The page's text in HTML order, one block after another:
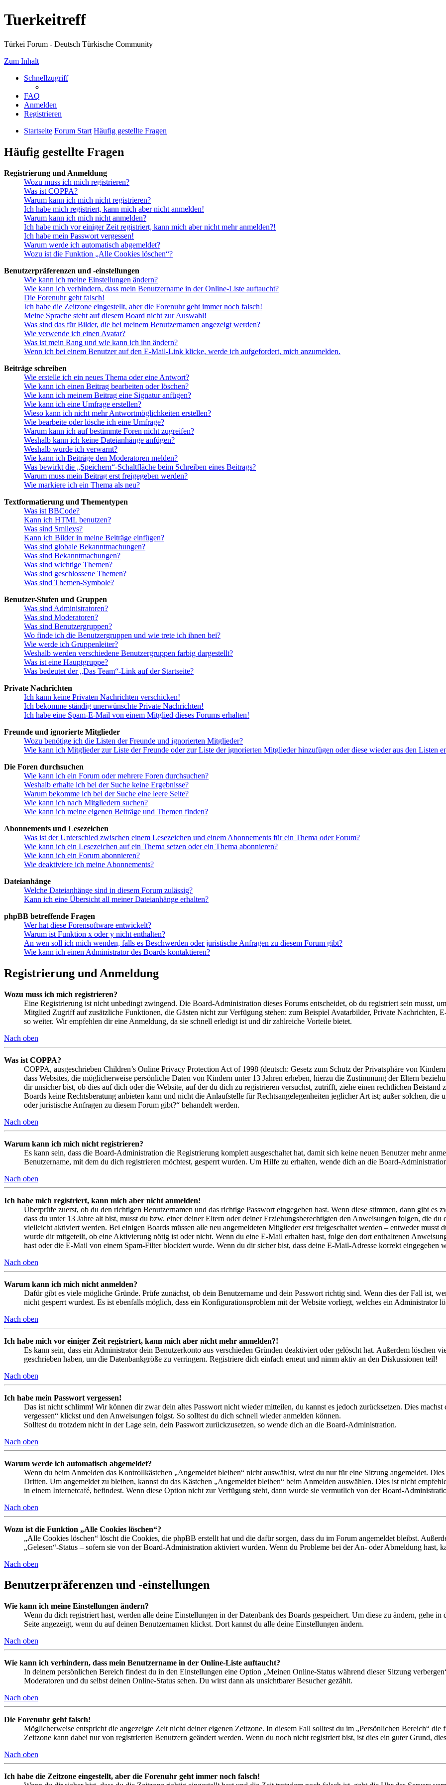
Tuerkeitreff
Türkei Forum - Deutsch Türkische Community
Zum Inhalt
Schnellzugriff
FAQ
Anmelden
Registrieren
Startseite Forum Start Häufig gestellte Fragen
Häufig gestellte Fragen
Registrierung und Anmeldung
Wozu muss ich mich registrieren?
Was ist COPPA?
Warum kann ich mich nicht registrieren?
Ich habe mich registriert, kann mich aber nicht anmelden!
Warum kann ich mich nicht anmelden?
Ich habe mich vor einiger Zeit registriert, kann mich aber nicht mehr anmelden?!
Ich habe mein Passwort vergessen!
Warum werde ich automatisch abgemeldet?
Wozu ist die Funktion „Alle Cookies löschen“?
Benutzerpräferenzen und -einstellungen
Wie kann ich meine Einstellungen ändern?
Wie kann ich verhindern, dass mein Benutzername in der Online-Liste auftaucht?
Die Forenuhr geht falsch!
Ich habe die Zeitzone eingestellt, aber die Forenuhr geht immer noch falsch!
Meine Sprache steht auf diesem Board nicht zur Auswahl!
Was sind das für Bilder, die bei meinem Benutzernamen angezeigt werden?
Wie verwende ich einen Avatar?
Was ist mein Rang und wie kann ich ihn ändern?
Wenn ich bei einem Benutzer auf den E-Mail-Link klicke, werde ich aufgefordert, mich anzumelden.
Beiträge schreiben
Wie erstelle ich ein neues Thema oder eine Antwort?
Wie kann ich einen Beitrag bearbeiten oder löschen?
Wie kann ich meinem Beitrag eine Signatur anfügen?
Wie kann ich eine Umfrage erstellen?
Wieso kann ich nicht mehr Antwortmöglichkeiten erstellen?
Wie bearbeite oder lösche ich eine Umfrage?
Warum kann ich auf bestimmte Foren nicht zugreifen?
Weshalb kann ich keine Dateianhänge anfügen?
Weshalb wurde ich verwarnt?
Wie kann ich Beiträge den Moderatoren melden?
Was bewirkt die „Speichern“-Schaltfläche beim Schreiben eines Beitrags?
Warum muss mein Beitrag erst freigegeben werden?
Wie markiere ich ein Thema als neu?
Textformatierung und Thementypen
Was ist BBCode?
Kann ich HTML benutzen?
Was sind Smileys?
Kann ich Bilder in meine Beiträge einfügen?
Was sind globale Bekanntmachungen?
Was sind Bekanntmachungen?
Was sind wichtige Themen?
Was sind geschlossene Themen?
Was sind Themen-Symbole?
Benutzer-Stufen und Gruppen
Was sind Administratoren?
Was sind Moderatoren?
Was sind Benutzergruppen?
Wo finde ich die Benutzergruppen und wie trete ich ihnen bei?
Wie werde ich Gruppenleiter?
Weshalb werden verschiedene Benutzergruppen farbig dargestellt?
Was ist eine Hauptgruppe?
Was bedeutet der „Das Team“-Link auf der Startseite?
Private Nachrichten
Ich kann keine Privaten Nachrichten verschicken!
Ich bekomme ständig unerwünschte Private Nachrichten!
Ich habe eine Spam-E-Mail von einem Mitglied dieses Forums erhalten!
Freunde und ignorierte Mitglieder
Wozu benötige ich die Listen der Freunde und ignorierten Mitglieder?
Wie kann ich Mitglieder zur Liste der Freunde oder zur Liste der ignorierten Mitglieder hinzufügen oder diese wieder aus den Listen
Die Foren durchsuchen
Wie kann ich ein Forum oder mehrere Foren durchsuchen?
Weshalb erhalte ich bei der Suche keine Ergebnisse?
Warum bekomme ich bei der Suche eine leere Seite?
Wie kann ich nach Mitgliedern suchen?
Wie kann ich meine eigenen Beiträge und Themen finden?
Abonnements und Lesezeichen
Was ist der Unterschied zwischen einem Lesezeichen und einem Abonnements für ein Thema oder Forum?
Wie kann ich ein Lesezeichen auf ein Thema setzen oder ein Thema abonnieren?
Wie kann ich ein Forum abonnieren?
Wie deaktiviere ich meine Abonnements?
Dateianhänge
Welche Dateianhänge sind in diesem Forum zulässig?
Kann ich eine Übersicht all meiner Dateianhänge erhalten?
phpBB betreffende Fragen
Wer hat diese Forensoftware entwickelt?
Warum ist Funktion x oder y nicht enthalten?
An wen soll ich mich wenden, falls es Beschwerden oder juristische Anfragen zu diesem Forum gibt?
Wie kann ich einen Administrator des Boards kontaktieren?
Registrierung und Anmeldung
Wozu muss ich mich registrieren?
Eine Registrierung ist nicht unbedingt zwingend. Die Board-Administration dieses Forums entscheidet, ob du registriert sein musst,
Mitglied Zugriff auf zusätzliche Funktionen, die Gästen nicht zur Verfügung stehen: zum Beispiel Avatarbilder, Private Nachrichten,
so weiter. Wir empfehlen dir eine Anmeldung, da sie schnell erledigt ist und dir zahlreiche Vorteile bietet.
Nach oben
Was ist COPPA?
COPPA, ausgeschrieben Children’s Online Privacy Protection Act of 1998 (deutsch: Gesetz zum Schutz der Privatsphäre von
dass Websites, die möglicherweise persönliche Daten von Kindern unter 13 Jahren erheben, hierzu die Zustimmung der Eltern
dir unsicher bist, ob dies auf dich oder die Website, auf der du dich zu registrieren versuchst, zutrifft, ziehe einen rechtlichen
Boards keine Rechtsberatung anbieten kann und nicht die Anlaufstelle für Rechtsangelegenheiten jeglicher Art ist; außer solchen,
oder juristische Anfragen zu diesem Forum gibt?“ behandelt werden.
Nach oben
Warum kann ich mich nicht registrieren?
Es kann sein, dass die Board-Administration die Registrierung komplett ausgeschaltet hat, damit sich keine neuen Benutzer mehr
Benutzername, mit dem du dich registrieren möchtest, gesperrt wurden. Um Hilfe zu erhalten, wende dich an die Board-
Nach oben
Ich habe mich registriert, kann mich aber nicht anmelden!
Überprüfe zuerst, ob du den richtigen Benutzernamen und das richtige Passwort eingegeben hast. Wenn diese stimmen, dann gibt es
dass du unter 13 Jahre alt bist, musst du bzw. einer deiner Eltern oder deiner Erziehungsberechtigten den Anweisungen folgen, die
vielleicht aktiviert werden. Bei einigen Boards müssen alle neu angemeldeten Mitglieder erst freigeschaltet werden – entweder musst
wurde dir mitgeteilt, ob eine Aktivierung nötig ist oder nicht. Wenn du eine E-Mail erhalten hast, folge den dort enthaltenen
hast oder die E-Mail von einem Spam-Filter blockiert wurde. Wenn du dir sicher bist, dass deine E-Mail-Adresse korrekt eingegeben
Nach oben
Warum kann ich mich nicht anmelden?
Dafür gibt es viele mögliche Gründe. Prüfe zunächst, ob dein Benutzername und dein Passwort richtig sind. Wenn dies der Fall ist,
nicht gesperrt wurdest. Es ist ebenfalls möglich, dass ein Konfigurationsproblem mit der Website vorliegt, welches ein Administrator
Nach oben
Ich habe mich vor einiger Zeit registriert, kann mich aber nicht mehr anmelden?!
Es kann sein, dass ein Administrator dein Benutzerkonto aus verschieden Gründen deaktiviert oder gelöscht hat. Außerdem löschen
geschrieben haben, um die Datenbankgröße zu verringern. Registriere dich einfach erneut und nimm aktiv an den Diskussionen teil!
Nach oben
Ich habe mein Passwort vergessen!
Das ist nicht schlimm! Wir können dir zwar dein altes Passwort nicht wieder mitteilen, du kannst es jedoch zurücksetzen. Dies
vergessen“ klickst und den Anweisungen folgst. So solltest du dich schnell wieder anmelden können.
Solltest du trotzdem nicht in der Lage sein, dein Passwort zurückzusetzen, so wende dich an die Board-Administration.
Nach oben
Warum werde ich automatisch abgemeldet?
Wenn du beim Anmelden das Kontrollkästchen „Angemeldet bleiben“ nicht auswählst, wirst du nur für eine Sitzung angemeldet.
Dritten. Um angemeldet zu bleiben, kannst du das Kästchen „Angemeldet bleiben“ beim Anmelden auswählen. Dies ist nicht
in einem Internetcafé, befindest. Wenn diese Option nicht zur Verfügung steht, dann wurde sie vermutlich von der Board-
Nach oben
Wozu ist die Funktion „Alle Cookies löschen“?
„Alle Cookies löschen“ löscht die Cookies, die phpBB erstellt hat und die dafür sorgen, dass du im Forum angemeldet bleibst.
„Gelesen“-Status – sofern sie von der Board-Administration aktiviert wurden. Wenn du Probleme bei der An- oder Abmeldung hast,
Nach oben
Benutzerpräferenzen und -einstellungen
Wie kann ich meine Einstellungen ändern?
Wenn du dich registriert hast, werden alle deine Einstellungen in der Datenbank des Boards gespeichert. Um diese zu ändern, gehe
Seite angezeigt, wenn du auf deinen Benutzernamen klickst. Dort kannst du alle deine Einstellungen ändern.
Nach oben
Wie kann ich verhindern, dass mein Benutzername in der Online-Liste auftaucht?
In deinem persönlichen Bereich findest du in den Einstellungen eine Option „Meinen Online-Status während dieser Sitzung
Moderatoren und du selbst deinen Online-Status sehen. Du wirst dann als unsichtbarer Besucher gezählt.
Nach oben
Die Forenuhr geht falsch!
Möglicherweise entspricht die angezeigte Zeit nicht deiner eigenen Zeitzone. In diesem Fall solltest du im „Persönlichen Bereich“
Zeitzone kann dabei nur von registrierten Benutzern geändert werden. Wenn du noch nicht registriert bist, ist dies ein guter Grund,
Nach oben
Ich habe die Zeitzone eingestellt, aber die Forenuhr geht immer noch falsch!